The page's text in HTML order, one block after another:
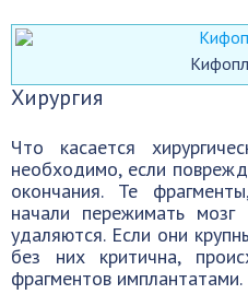
Хирургия
Что касается
необходимо, если
окончания. Те
начали пережимать
удаляются. Если они
без них критична,
фрагментов имплантатами.